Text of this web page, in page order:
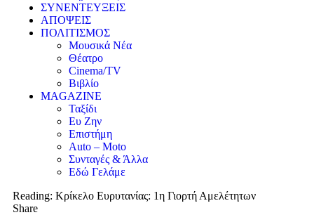
ΣΥΝΕΝΤΕΥΞΕΙΣ
ΑΠΟΨΕΙΣ
ΠΟΛΙΤΙΣΜΟΣ
Μουσικά Νέα
Θέατρο
Cinema/TV
Βιβλίο
MAGAZINE
Ταξίδι
Ευ Ζην
Επιστήμη
Auto – Moto
Συνταγές & Άλλα
Εδώ Γελάμε
Reading: Κρίκελο Ευρυτανίας: 1η Γιορτή Αμελέτητων
Share